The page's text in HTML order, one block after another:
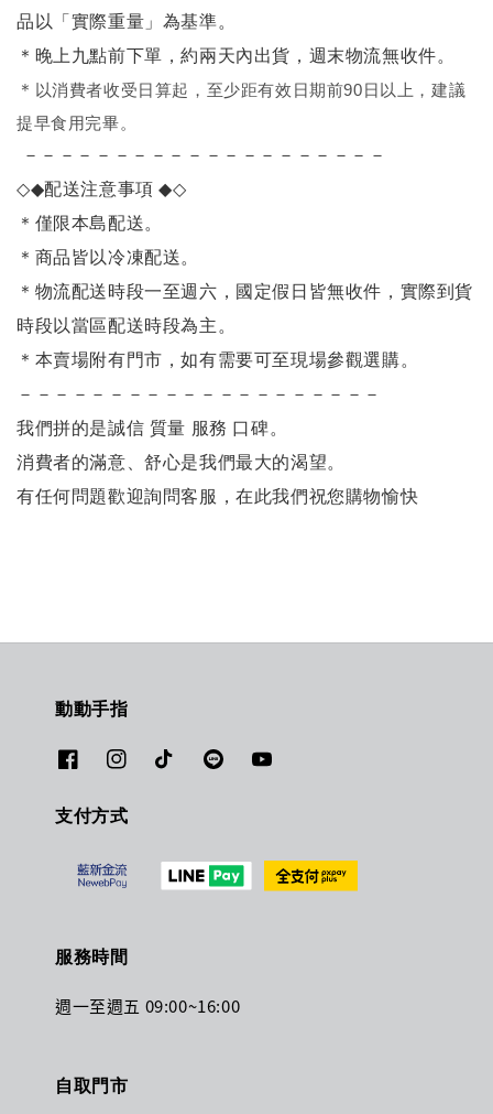
品以「實際重量」為基準。
＊晚上九點前下單，約兩天內出貨，週末物流無收件。
＊ 以消費者收受日算起，至少距有效日期前90日以上，建議
提早食用完畢。
－－－－－－－－－－－－－－－－－－－－
◇◆配送注意事項◆◇
＊僅限本島配送。
＊商品皆以冷凍配送。
＊物流配送時段一至週六，國定假日皆無收件，實際到貨
時段以當區配送時段為主。
＊本賣場附有門市，如有需要可至現場參觀選購。
－－－－－－－－－－－－－－－－－－－－
我們拼的是誠信 質量 服務 口碑。
消費者的滿意、舒心是我們最大的渴望。
有任何問題歡迎詢問客服，在此我們祝您購物愉快
動動手指
支付方式
服務時間
週一至週五 09:00~16:00
自取門市